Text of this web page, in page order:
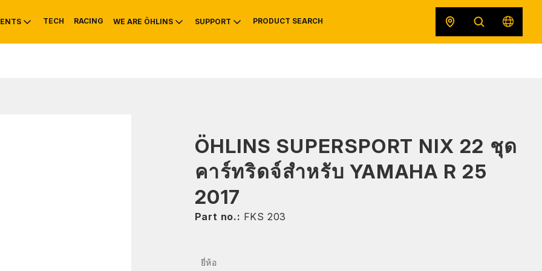
MOUNTAIN BIKE
TECH RACING WE ARE ÖHLINS
HISTORY
SUPPORT
SERVICE INFO & RECALLS
PRODUCT SEARCH
ÖHLINS SUPERSPORT NIX 22 ชุด
คาร์ทริดจ์สำหรับ YAMAHA R 25
2017
Part no.: FKS 203
ยี่ห้อ